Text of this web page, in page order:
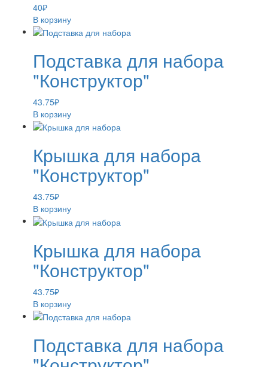
40₽
В корзину
Подставка для набора
"Конструктор"
43.75₽
В корзину
Крышка для набора
"Конструктор"
43.75₽
В корзину
Крышка для набора
"Конструктор"
43.75₽
В корзину
Подставка для набора